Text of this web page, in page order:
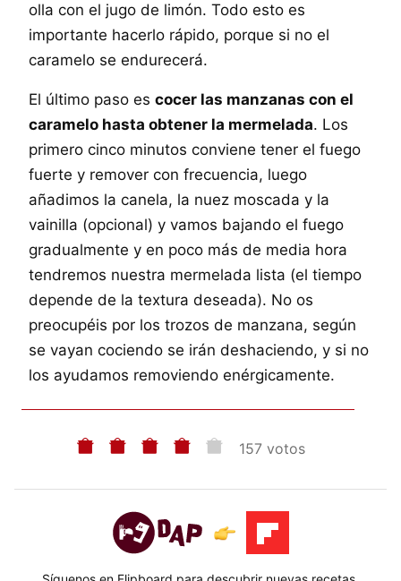
olla con el jugo de limón. Todo esto es
importante hacerlo rápido, porque si no el
caramelo se endurecerá.
El último paso es cocer las manzanas con el
caramelo hasta obtener la mermelada. Los
primero cinco minutos conviene tener el fuego
fuerte y remover con frecuencia, luego
añadimos la canela, la nuez moscada y la
vainilla (opcional) y vamos bajando el fuego
gradualmente y en poco más de media hora
tendremos nuestra mermelada lista (el tiempo
depende de la textura deseada). No os
preocupéis por los trozos de manzana, según
se vayan cociendo se irán deshaciendo, y si no
los ayudamos removiendo enérgicamente.
157 votos